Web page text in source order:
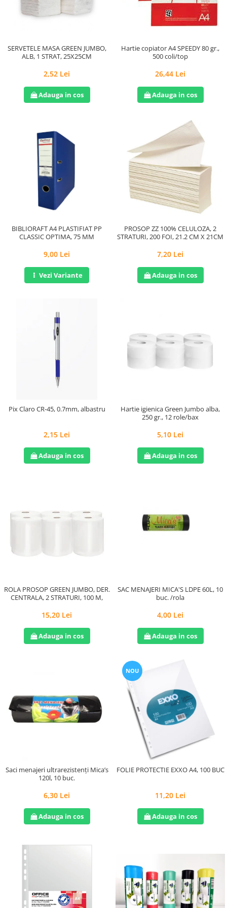
Lavete și bureți
Mopuri
Mănuși
Odorizante cameră/auto
Odorizante toaletă
Pahare și accesorii
Dispensere/dozatoare
Servețele umede
Plicuri
Tuș & more
SERVETELE MASA GREEN JUMBO,
ALB, 1 STRAT, 25X25CM
2,52 Lei
Adauga in cos
Hartie copiator A4 SPEEDY 80 gr.,
500 coli/top
26,44 Lei
Adauga in cos
BIBLIORAFT A4 PLASTIFIAT PP
CLASSIC OPTIMA, 75 MM
9,00 Lei
Vezi Variante
PROSOP ZZ 100% CELULOZA, 2
STRATURI, 200 FOI, 21.2 CM X 21CM
7,20 Lei
Adauga in cos
Pix Claro CR-45, 0.7mm, albastru
2,15 Lei
Adauga in cos
Hartie igienica Green Jumbo alba,
250 gr., 12 role/bax
5,10 Lei
Adauga in cos
ROLA PROSOP GREEN JUMBO, DER.
CENTRALA, 2 STRATURI, 100 M,
15,20 Lei
Adauga in cos
SAC MENAJERI MICA'S LDPE 60L, 10
buc. /rola
4,00 Lei
Adauga in cos
Saci menajeri ultrarezistenți Mica’s
120l, 10 buc.
6,30 Lei
Adauga in cos
NOU
FOLIE PROTECTIE EXXO A4, 100 BUC
11,20 Lei
Adauga in cos